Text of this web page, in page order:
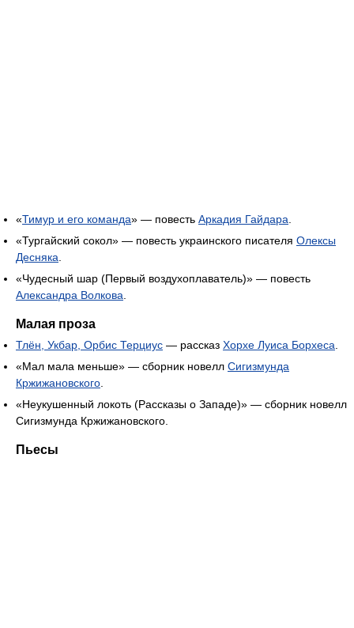
«Тимур и его команда» — повесть Аркадия Гайдара
«Тургайский сокол» — повесть украинского писателя Олексы
Десняка
«Чудесный шар (Первый воздухоплаватель)» — повесть
Александра Волкова
Малая проза
Тлён, Укбар, Орбис Терциус — рассказ Хорхе Луиса Борхеса
«Мал мала меньше» — сборник новелл Сигизмунда
Кржижановского
«Неукушенный локоть (Рассказы о Западе)» — сборник новелл
Сигизмунда Кржижановского.
Пьесы